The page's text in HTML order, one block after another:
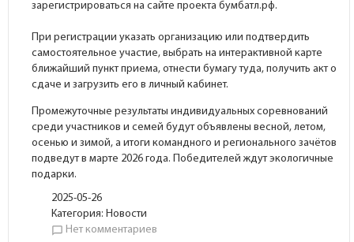
зарегистрироваться на сайте проекта бумбатл.рф.
При регистрации указать организацию или подтвердить
самостоятельное участие, выбрать на интерактивной карте
ближайший пункт приема, отнести бумагу туда, получить акт о
сдаче и загрузить его в личный кабинет.
Промежуточные результаты индивидуальных соревнований
среди участников и семей будут объявлены весной, летом,
осенью и зимой, а итоги командного и регионального зачётов
подведут в марте 2026 года. Победителей ждут экологичные
подарки.
2025-05-26
Категория:Новости
chat_bubble_outline Нет комментариев